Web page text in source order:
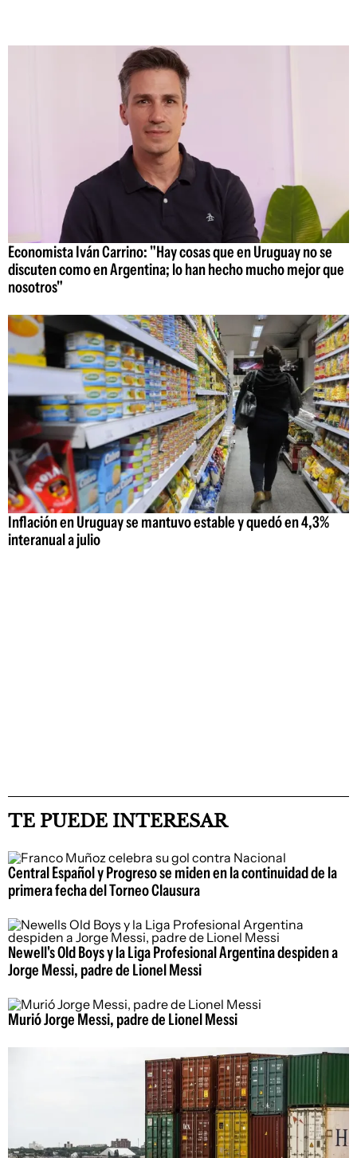
Economista Iván Carrino: "Hay cosas que en Uruguay no se
discuten como en Argentina; lo han hecho mucho mejor que
nosotros"
Inflación en Uruguay se mantuvo estable y quedó en 4,3%
interanual a julio
TE PUEDE INTERESAR
Central Español y Progreso se miden en la continuidad de la
primera fecha del Torneo Clausura
Newell's Old Boys y la Liga Profesional Argentina despiden a
Jorge Messi, padre de Lionel Messi
Murió Jorge Messi, padre de Lionel Messi